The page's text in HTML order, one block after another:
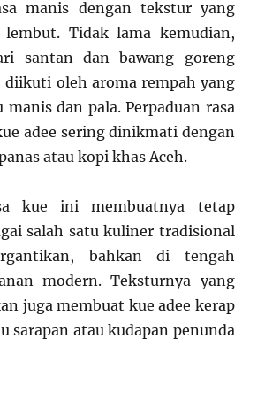
manis dengan tekstur yang
Tidak lama kemudian,
santan dan bawang goreng
diikuti oleh aroma rempah yang
manis dan pala. Perpaduan rasa
adee sering dinikmati dengan
atau kopi khas Aceh.
kue ini membuatnya tetap
salah satu kuliner tradisional
bahkan di tengah
modern. Teksturnya yang
juga membuat kue adee kerap
sarapan atau kudapan penunda